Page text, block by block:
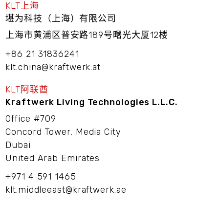
KLT上海
堪为科技（上海）有限公司
上海市黄浦区普安路189号曙光大厦12楼
+86 21 31836241
klt.china@kraftwerk.at
KLT阿联酋
Kraftwerk Living Technologies L.L.C.
Office #709
Concord Tower, Media City
Dubai
United Arab Emirates
+971 4 591 1465
klt.middleeast@kraftwerk.ae